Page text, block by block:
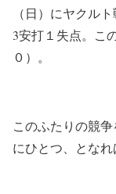
（日）にヤクル
3安打１失点。こ
０）。
このふたりの競
にひとつ、となれ